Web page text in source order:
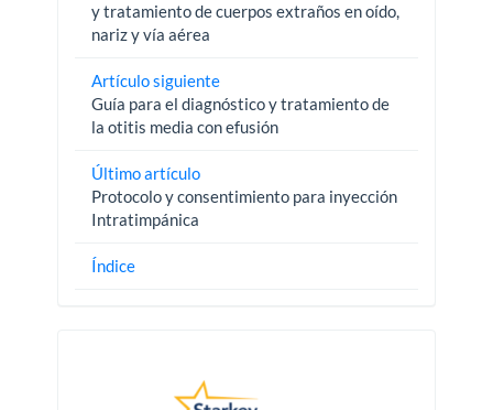
y tratamiento de cuerpos extraños en oído,
nariz y vía aérea
Artículo siguiente
Guía para el diagnóstico y tratamiento de
la otitis media con efusión
Último artículo
Protocolo y consentimiento para inyección
Intratimpánica
Índice